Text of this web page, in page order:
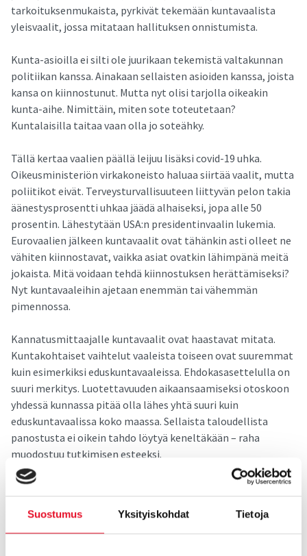
Suostumus Yksityiskohdat Tietoja
tarkoituksenmukaista, pyrkivät tekemään kuntavaalista
yleisvaalit, jossa mitataan hallituksen onnistumista.
Kunta-asioilla ei silti ole juurikaan tekemistä valtakunnan
politiikan kanssa. Ainakaan sellaisten asioiden kanssa, joista
kansa on kiinnostunut. Mutta nyt olisi tarjolla oikeakin
kunta-aihe. Nimittäin, miten sote toteutetaan?
Kuntalaisilla taitaa vaan olla jo soteähky.
Tällä kertaa vaalien päällä leijuu lisäksi covid-19 uhka.
Oikeusministeriön virkakoneisto haluaa siirtää vaalit, mutta
poliitikot eivät. Terveysturvallisuuteen liittyvän pelon takia
äänestysprosentti uhkaa jäädä alhaiseksi, jopa alle 50
prosentin. Lähestytään USA:n presidentinvaalin lukemia.
Eurovaalien jälkeen kuntavaalit ovat tähänkin asti olleet ne
vähiten kiinnostavat, vaikka asiat ovatkin lähimpänä meitä
jokaista. Mitä voidaan tehdä kiinnostuksen herättämiseksi?
Nyt kuntavaaleihin ajetaan enemmän tai vähemmän
pimennossa.
Kannatusmittaajalle kuntavaalit ovat haastavat mitata.
Kuntakohtaiset vaihtelut vaaleista toiseen ovat suuremmat
kuin esimerkiksi eduskuntavaaleissa. Ehdokasasettelulla on
suuri merkitys. Luotettavuuden aikaansaamiseksi otoskoon
yhdessä kunnassa pitää olla lähes yhtä suuri kuin
eduskuntavaalissa koko maassa. Sellaista taloudellista
panostusta ei oikein tahdo löytyä keneltäkään – raha
muodostuu tutkimisen esteeksi.
Yksi mahdollisuus olisi toteuttaa tutkimus ns.
tässä kohtaa lyödä hynttyyt yhteen ja tilata yhdessä
tutkimuksen – kaikki saisivat samat tulokset. Toki